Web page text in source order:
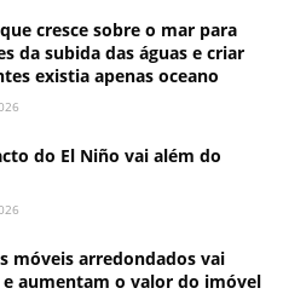
cresce sobre o mar para
da subida das águas e criar
existia apenas oceano
do El Niño vai além do
móveis arredondados vai
e aumentam o valor do imóvel